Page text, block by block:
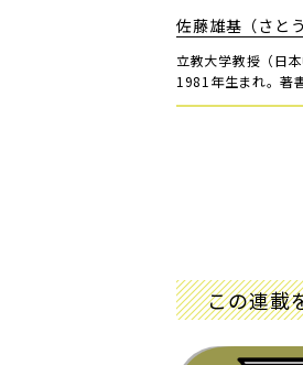
佐藤雄基（さと
立教大学教授（日本
1981年生まれ。著
この連載